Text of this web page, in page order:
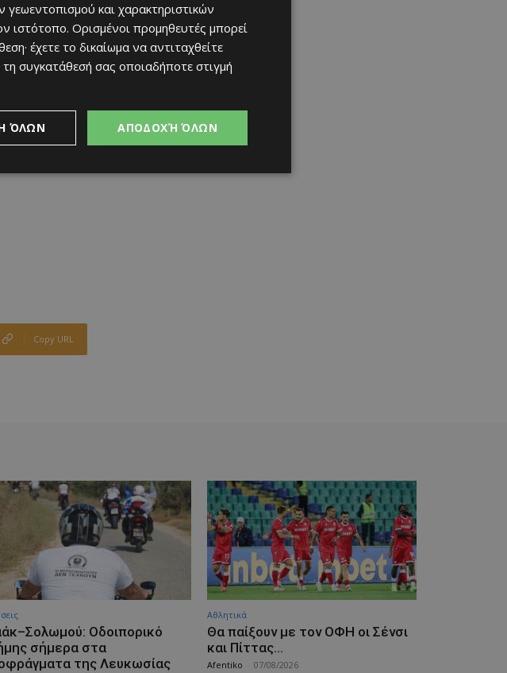
ημερίδα για τους
στις 27 και 28
Copy URL
Οδοιπορικό
σήμερα στα
της Λευκωσίας
Αθλητικά
Θα παίξουν με τον ΟΦΗ οι Σένσι
και Πίττας…
Afentiko 07/08/2026
και χαρακτηριστικών
ιστότοπο. Ορισμένοι προμηθευτές μπορεί
έχετε το δικαίωμα να αντιταχθείτε
συγκατάθεσή σας οποιαδήποτε στιγμή
ΑΠΟΔΟΧΉ ΌΛΩΝ
ΌΛΩΝ